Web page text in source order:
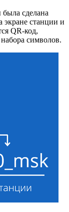
сделана
экране станции и
QR-код,
символов.